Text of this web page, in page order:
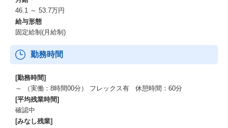
46.1 ～ 53.7万円
給与形態
固定給制(月給制)
勤務時間
[勤務時間]
～ （実働：8時間00分） フレックス有 休憩時間：60分
[平均残業時間]
確認中
[みなし残業]